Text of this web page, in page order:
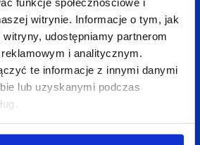
witrynie. Informacje o tym, jak
udostępniamy partnerom
i analitycznym.
te informacje z innymi danymi
lub uzyskanymi podczas
jeśli spada, należy
konwersji, stosunek
klików… jeśli spada należy